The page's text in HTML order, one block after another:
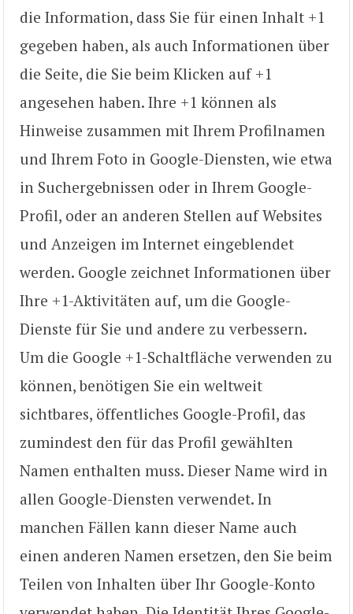
die Information, dass Sie für einen Inhalt +1
gegeben haben, als auch Informationen über
die Seite, die Sie beim Klicken auf +1
angesehen haben. Ihre +1 können als
Hinweise zusammen mit Ihrem Profilnamen
und Ihrem Foto in Google-Diensten, wie etwa
in Suchergebnissen oder in Ihrem Google-
Profil, oder an anderen Stellen auf Websites
und Anzeigen im Internet eingeblendet
werden. Google zeichnet Informationen über
Ihre +1-Aktivitäten auf, um die Google-
Dienste für Sie und andere zu verbessern.
Um die Google +1-Schaltfläche verwenden zu
können, benötigen Sie ein weltweit
sichtbares, öffentliches Google-Profil, das
zumindest den für das Profil gewählten
Namen enthalten muss. Dieser Name wird in
allen Google-Diensten verwendet. In
manchen Fällen kann dieser Name auch
einen anderen Namen ersetzen, den Sie beim
Teilen von Inhalten über Ihr Google-Konto